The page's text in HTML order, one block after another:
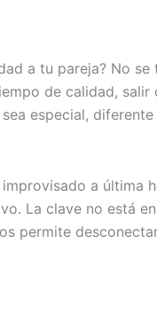
a tu pareja? No
de calidad, salir
especial,
a última
La clave no está
permite